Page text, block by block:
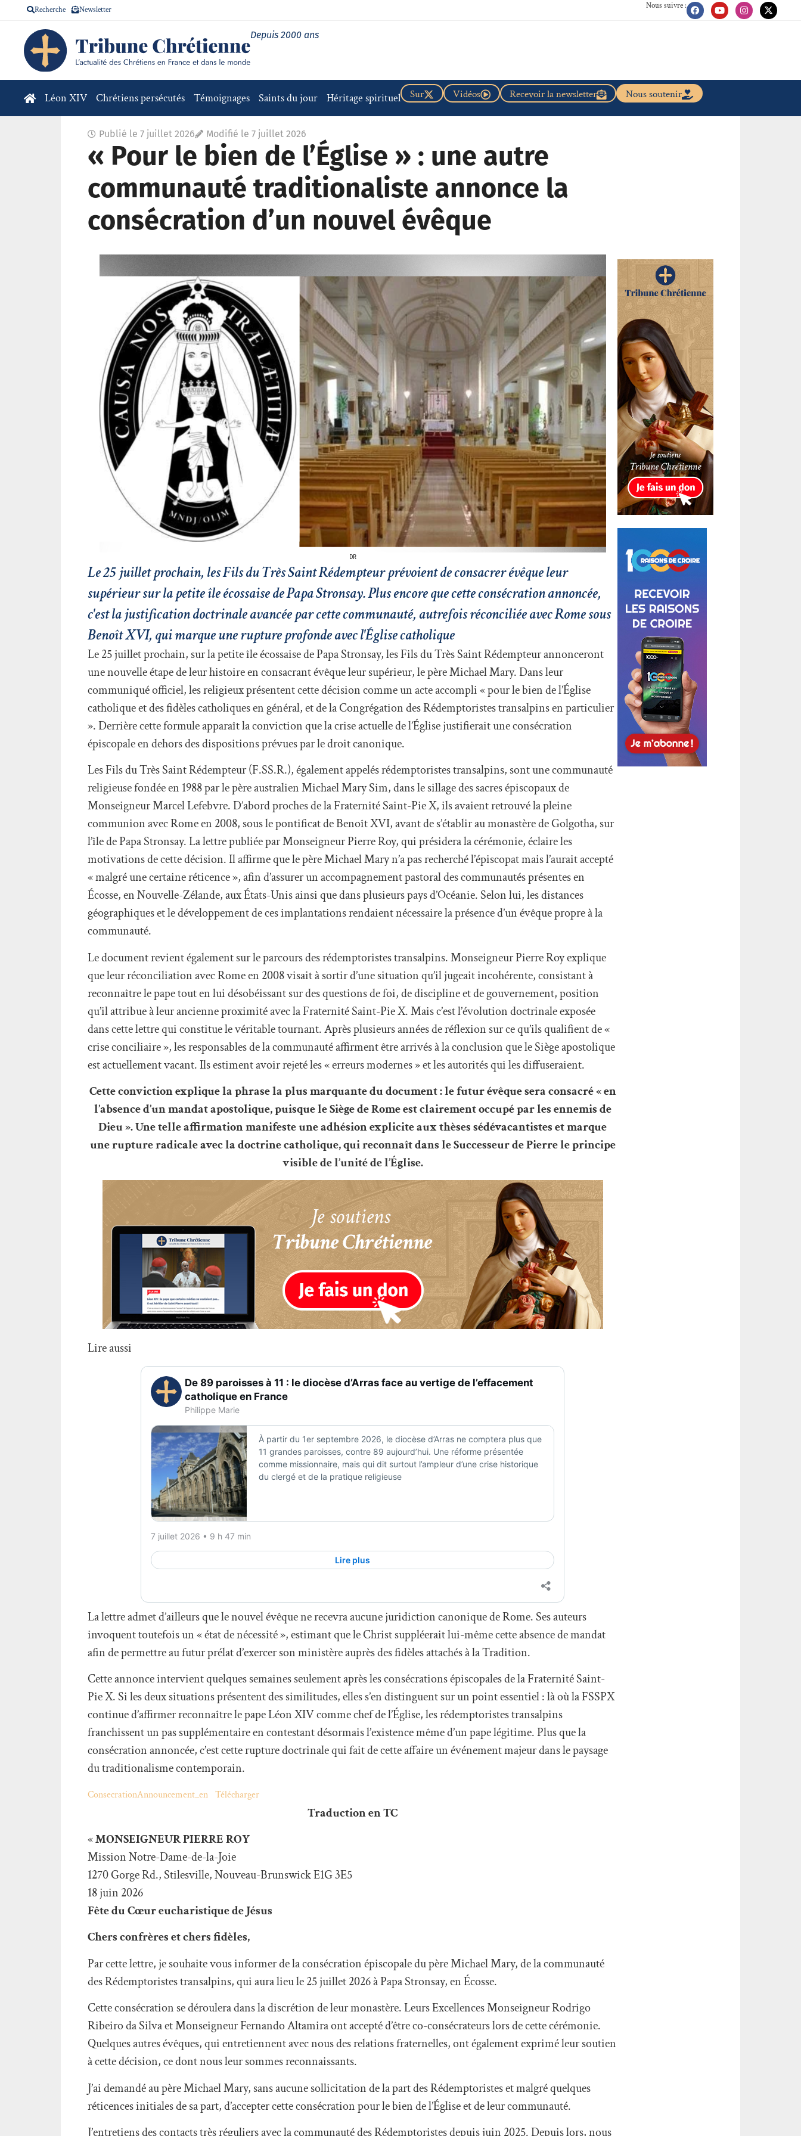
Recherche Newsletter Nous suivre :
Depuis 2000 ans
Léon XIV Chrétiens persécutés Témoignages Saints du jour Héritage spirituel Nous soutenir
Recevoir la newsletter
Vidéos
Sur
Publié le 7 juillet 2026 Modifié le 7 juillet 2026
« Pour le bien de l’Église » : une autre
communauté traditionaliste annonce la
consécration d’un nouvel évêque
DR
Le 25 juillet prochain, les Fils du Très Saint Rédempteur prévoient de consacrer évêque leur
supérieur sur la petite île écossaise de Papa Stronsay. Plus encore que cette consécration annoncée,
c'est la justification doctrinale avancée par cette communauté, autrefois réconciliée avec Rome sous
Benoît XVI, qui marque une rupture profonde avec l'Église catholique
Le 25 juillet prochain, sur la petite île écossaise de Papa Stronsay, les Fils du Très Saint Rédempteur annonceront
une nouvelle étape de leur histoire en consacrant évêque leur supérieur, le père Michael Mary. Dans leur
communiqué officiel, les religieux présentent cette décision comme un acte accompli « pour le bien de l’Église
catholique et des fidèles catholiques en général, et de la Congrégation des Rédemptoristes transalpins en particulier
». Derrière cette formule apparaît la conviction que la crise actuelle de l’Église justifierait une consécration
épiscopale en dehors des dispositions prévues par le droit canonique.
Les Fils du Très Saint Rédempteur (F.SS.R.), également appelés rédemptoristes transalpins, sont une communauté
religieuse fondée en 1988 par le père australien Michael Mary Sim, dans le sillage des sacres épiscopaux de
Monseigneur Marcel Lefebvre. D’abord proches de la Fraternité Saint-Pie X, ils avaient retrouvé la pleine
communion avec Rome en 2008, sous le pontificat de Benoît XVI, avant de s’établir au monastère de Golgotha, sur
l’île de Papa Stronsay. La lettre publiée par Monseigneur Pierre Roy, qui présidera la cérémonie, éclaire les
motivations de cette décision. Il affirme que le père Michael Mary n’a pas recherché l’épiscopat mais l’aurait accepté
« malgré une certaine réticence », afin d’assurer un accompagnement pastoral des communautés présentes en
Écosse, en Nouvelle-Zélande, aux États-Unis ainsi que dans plusieurs pays d’Océanie. Selon lui, les distances
géographiques et le développement de ces implantations rendaient nécessaire la présence d’un évêque propre à la
communauté.
Le document revient également sur le parcours des rédemptoristes transalpins. Monseigneur Pierre Roy explique
que leur réconciliation avec Rome en 2008 visait à sortir d’une situation qu’il jugeait incohérente, consistant à
reconnaître le pape tout en lui désobéissant sur des questions de foi, de discipline et de gouvernement, position
qu’il attribue à leur ancienne proximité avec la Fraternité Saint-Pie X. Mais c’est l’évolution doctrinale exposée
dans cette lettre qui constitue le véritable tournant. Après plusieurs années de réflexion sur ce qu’ils qualifient de «
crise conciliaire », les responsables de la communauté affirment être arrivés à la conclusion que le Siège apostolique
est actuellement vacant. Ils estiment avoir rejeté les « erreurs modernes » et les autorités qui les diffuseraient.
Cette conviction explique la phrase la plus marquante du document : le futur évêque sera consacré « en
l’absence d’un mandat apostolique, puisque le Siège de Rome est clairement occupé par les ennemis de
Dieu ». Une telle affirmation manifeste une adhésion explicite aux thèses sédévacantistes et marque
une rupture radicale avec la doctrine catholique, qui reconnaît dans le Successeur de Pierre le principe
visible de l’unité de l’Église.
Lire aussi
La lettre admet d’ailleurs que le nouvel évêque ne recevra aucune juridiction canonique de Rome. Ses auteurs
invoquent toutefois un « état de nécessité », estimant que le Christ suppléerait lui-même cette absence de mandat
afin de permettre au futur prélat d’exercer son ministère auprès des fidèles attachés à la Tradition.
Cette annonce intervient quelques semaines seulement après les consécrations épiscopales de la Fraternité Saint-
Pie X. Si les deux situations présentent des similitudes, elles s’en distinguent sur un point essentiel : là où la FSSPX
continue d’affirmer reconnaître le pape Léon XIV comme chef de l’Église, les rédemptoristes transalpins
franchissent un pas supplémentaire en contestant désormais l’existence même d’un pape légitime. Plus que la
consécration annoncée, c’est cette rupture doctrinale qui fait de cette affaire un événement majeur dans le paysage
du traditionalisme contemporain.
ConsecrationAnnouncement_en Télécharger
Traduction en TC
«MONSEIGNEUR PIERRE ROY
Mission Notre-Dame-de-la-Joie
1270 Gorge Rd., Stilesville, Nouveau-Brunswick E1G 3E5
18 juin 2026
Fête du Cœur eucharistique de Jésus
Chers confrères et chers fidèles,
Par cette lettre, je souhaite vous informer de la consécration épiscopale du père Michael Mary, de la communauté
des Rédemptoristes transalpins, qui aura lieu le 25 juillet 2026 à Papa Stronsay, en Écosse.
Cette consécration se déroulera dans la discrétion de leur monastère. Leurs Excellences Monseigneur Rodrigo
Ribeiro da Silva et Monseigneur Fernando Altamira ont accepté d’être co-consécrateurs lors de cette cérémonie.
Quelques autres évêques, qui entretiennent avec nous des relations fraternelles, ont également exprimé leur soutien
à cette décision, ce dont nous leur sommes reconnaissants.
J’ai demandé au père Michael Mary, sans aucune sollicitation de la part des Rédemptoristes et malgré quelques
réticences initiales de sa part, d’accepter cette consécration pour le bien de l’Église et de leur communauté.
J’entretiens des contacts très réguliers avec la communauté des Rédemptoristes depuis juin 2025. Depuis lors, nous